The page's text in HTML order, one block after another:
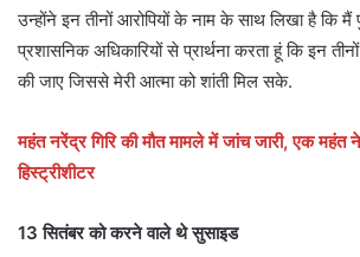
उन्होंने इन तीनों आरोपियों के नाम के साथ लिखा है कि मैं
प्रशासनिक अधिकारियों से प्रार्थना करता हूं कि इन
की जाए जिससे मेरी आत्मा को शांती मिल सके.
महंत नरेंद्र गिरि की मौत मामले में जांच जारी, एक महंत
हिस्ट्रीशीटर
13 सितंबर को करने वाले थे सुसाइड